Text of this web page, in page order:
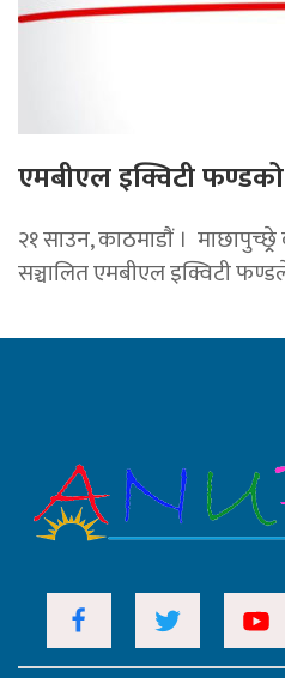
एमबीएल इक्विटी
२१ साउन, काठमाडाैं ।
सञ्चालित एमबीएल इक्विटी